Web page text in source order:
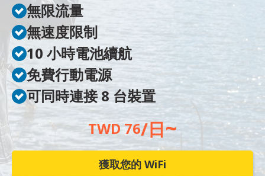
無限流量
無速度限制
10 小時電池續航
免費行動電源
可同時連接 8 台裝置
TWD 76/日~
獲取您的 WiFi